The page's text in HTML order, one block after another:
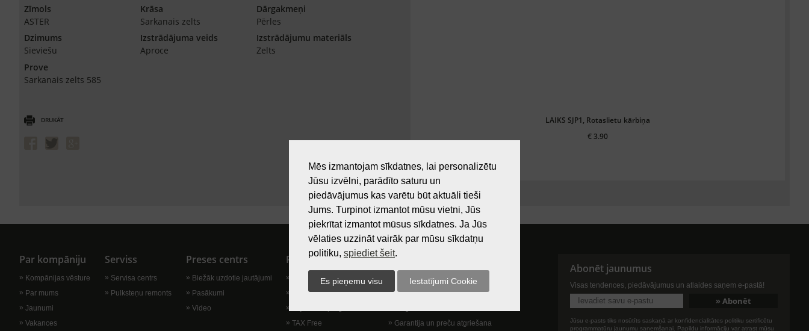
Zīmols
ASTER
Krāsa
Sarkanais zelts
Dārgakmeņi
Pērles
Dzimums
Sieviešu
Izstrādājuma veids
Aproce
Izstrādājumu materiāls
Zelts
Prove
Sarkanais zelts 585
DRUKĀT
LAIKS SJP1, Rotaslietu kārbiņa
€ 3.90
Par kompāniju
Kompānijas vēsture
Par mums
Jaunumi
Vakances
Serviss
Servisa centrs
Pulksteņu remonts
Preses centrs
Biežāk uzdotie jautājumi
Pasākumi
Video
Pircējam
Preču izsniegšanas vieta
Dāvanu kartes
TAX Free
Lietošanas noteikumi
Kā nopirkt?
Lietošanas noteikumi
Garantija un preču atgriešana
Abonēt jaunumus
Visas tendences, piedāvājumus un atlaides saņem e-pastā!
Jūsu e-pasts tiks nosūtīts saskaņā ar konfidencialitātes politiku sertificētu
programmatūru jaunumu saņemšanai. Papildu informāciju var atrast mūsu
Mēs izmantojam sīkdatnes, lai personalizētu
Jūsu izvēlni, parādīto saturu un
piedāvājumus kas varētu būt aktuāli tieši
Jums. Turpinot izmantot mūsu vietni, Jūs
piekrītat izmantot mūsus sīkdatnes. Ja Jūs
vēlaties uzzināt vairāk par mūsu sīkdatņu
politiku, spiediet šeit.